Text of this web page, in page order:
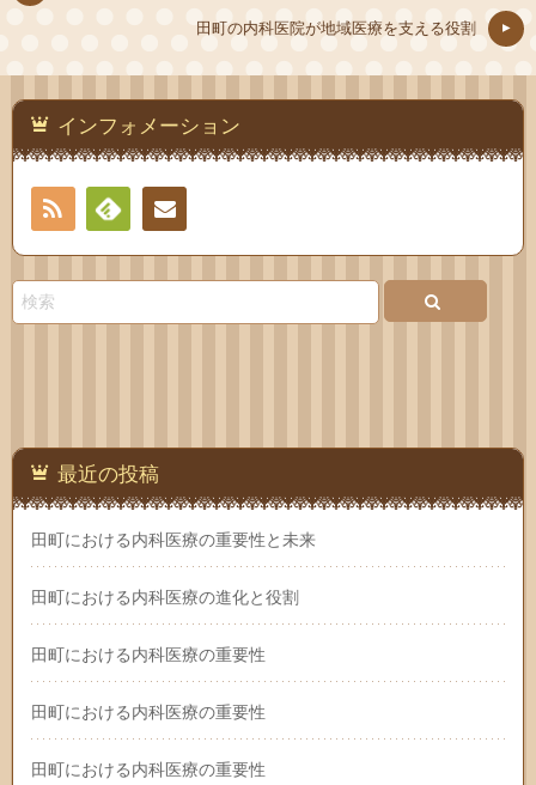
田町の内科医院が地域医療を支える役割
インフォメーション
RSS
Feedlyお問
最近の投稿
田町における内科医療の重要性と未来
田町における内科医療の進化と役割
田町における内科医療の重要性
田町における内科医療の重要性
田町における内科医療の重要性